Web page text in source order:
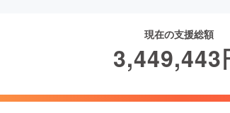
現在の支援総額
3,449,443